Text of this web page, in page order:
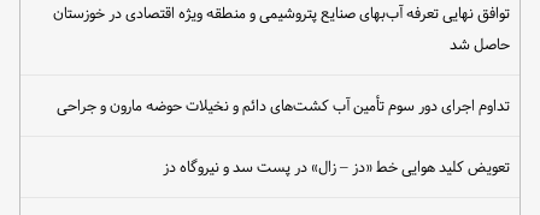
توافق نهایی تعرفه آب‌بهای صنایع پتروشیمی و منطقه ویژه اقتصادی در خوزستان
حاصل شد
تداوم اجرای دور سوم تأمین آب کشت‌های دائم و نخیلات حوضه مارون و جراحی
تعویض کلید هوایی خط «دز – زال» در پست سد و نیروگاه دز